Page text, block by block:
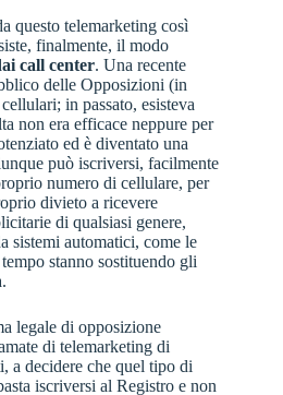
questo telemarketing così
finalmente, il modo
call center. Una recente
delle Opposizioni (in
in passato, esisteva
non era efficace neppure per
ed è diventato una
può iscriversi, facilmente
numero di cellulare, per
divieto a ricevere
di qualsiasi genere,
sistemi automatici, come le
stanno sostituendo gli
legale di opposizione
di telemarketing di
a decidere che quel tipo di
iscriversi al Registro e non